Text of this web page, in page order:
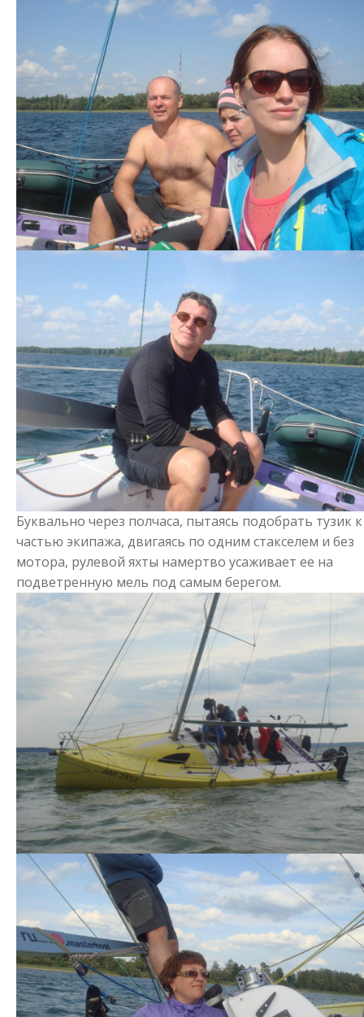
Буквально через полчаса, пытаясь подобрать тузик к
частью экипажа, двигаясь по одним стакселем и без
мотора, рулевой яхты намертво усаживает ее на
подветренную мель под самым берегом.